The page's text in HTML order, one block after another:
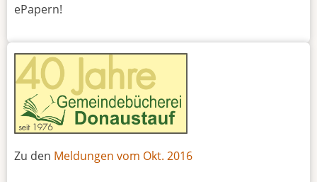
ePapern!
Zu den Meldungen vom Okt. 2016